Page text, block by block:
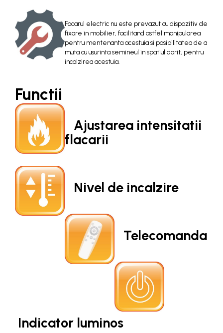
Focarul electric nu este prevazut cu dispozitiv de
fixare in mobilier, facilitand astfel manipularea
pentru mentenanta acestuia si posibilitatea de a
muta cu usurinta semineul in spatiul dorit, pentru
incalzirea acestuia.
Functii
Ajustarea intensitatii
flacarii
Nivel de incalzire
Telecomanda
Indicator luminos